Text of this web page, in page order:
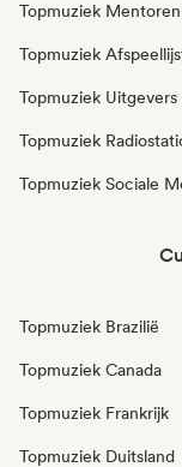
Topmuziek Mentoren
Topmuziek
Topmuziek Uitgevers
Topmuziek
Topmuziek Sociale
Topmuziek Brazilië
Topmuziek Canada
Topmuziek Frankrijk
Topmuziek Duitsland